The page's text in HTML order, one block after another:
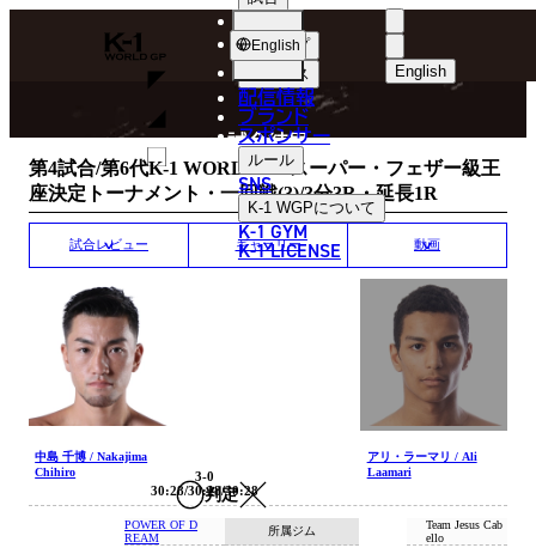
K-
WGP
English
中文（繁體
ショップ
ニュース
配信情報
ブランド
スポンサー
ルール
SNS
K-1 WGPについて
K-1 GYM
K-1 LICENSE
English
MATCH RESULT
試合結果
第4試合/第6代K-1 WORLD GPスーパー・フェザー級王
座決定トーナメント・一回戦(3)/3分3R・延長1R
試合レビュー ギャラリー 動画
中島 千博 / Nakajima
Chihiro
判定
3-0
30:28/30:28/30:28
アリ・ラーマリ / Ali
Laamari
所属ジム
POWER OF D
REAM
Team Jesus Cab
ello